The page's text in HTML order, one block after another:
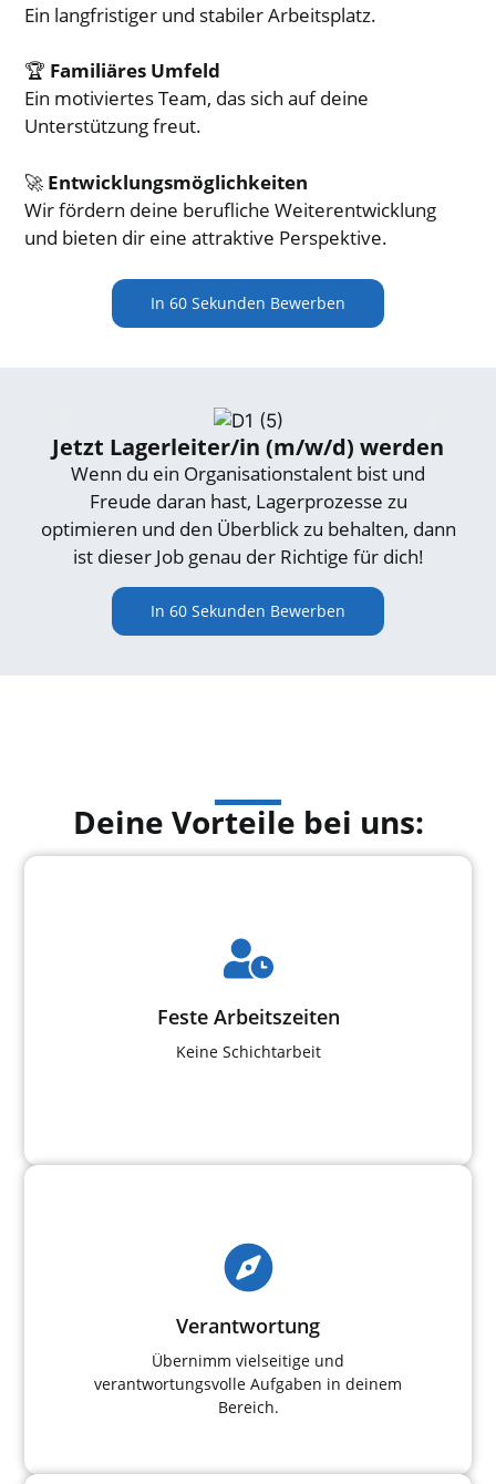
Ein langfristiger und stabiler Arbeitsplatz.
🏆 Familiäres Umfeld
Ein motiviertes Team, das sich auf deine
Unterstützung freut.
🚀 Entwicklungsmöglichkeiten
Wir fördern deine berufliche Weiterentwicklung
und bieten dir eine attraktive Perspektive.
In 60 Sekunden Bewerben
Jetzt Lagerleiter/in (m/w/d) werden
Wenn du ein Organisationstalent bist und
Freude daran hast, Lagerprozesse zu
optimieren und den Überblick zu behalten, dann
ist dieser Job genau der Richtige für dich!
In 60 Sekunden Bewerben
Deine Vorteile bei uns:
Feste Arbeitszeiten
Keine Schichtarbeit
Verantwortung
Übernimm vielseitige und
verantwortungsvolle Aufgaben in deinem
Bereich.